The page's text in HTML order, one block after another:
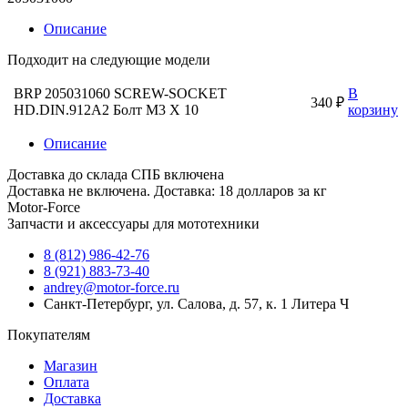
Описание
Подходит на следующие модели
BRP 205031060 SCREW-SOCKET
HD.DIN.912A2 Болт M3 X 10
340 ₽
В
корзину
Описание
Доставка до склада СПБ включена
Доставка не включена. Доставка: 18 долларов за кг
Motor-Force
Запчасти и аксессуары для мототехники
8 (812) 986-42-76
8 (921) 883-73-40
andrey@motor-force.ru
Санкт-Петербург, ул. Салова, д. 57, к. 1 Литера Ч
Покупателям
Магазин
Оплата
Доставка